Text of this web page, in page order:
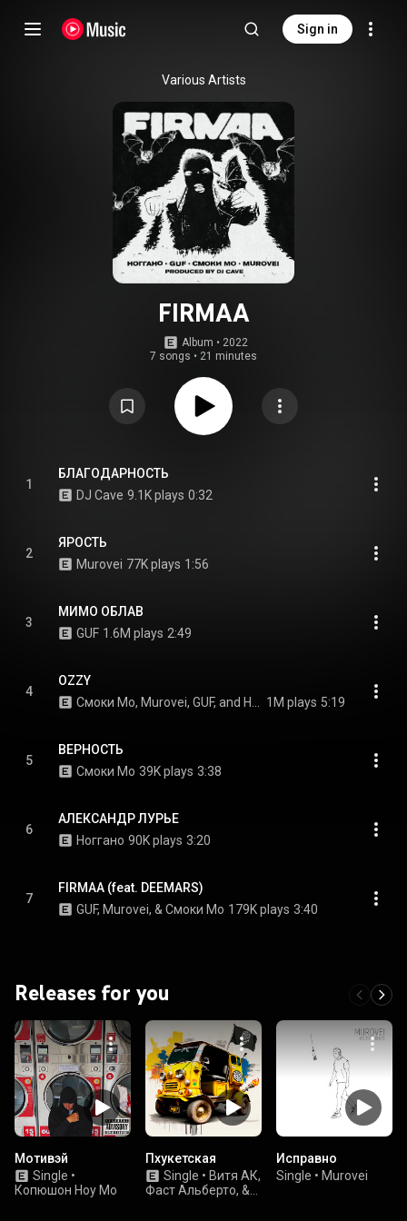
Sign in
Various Artists
FIRMAA
Album • 2022
7 songs • 21 minutes
1
БЛАГОДАРНОСТЬ
DJ Cave 9.1K plays 0:32
2
ЯРОСТЬ
Murovei 77K plays 1:56
3
МИМО ОБЛАВ
GUF 1.6M plays 2:49
4
OZZY
1M plays 5:19
5
ВЕРНОСТЬ
Смоки Мо 39K plays 3:38
6
АЛЕКСАНДР ЛУРЬЕ
Ноггано 90K plays 3:20
7
FIRMAA (feat. DEEMARS)
GUF, Murovei, & Смоки Мо 179K plays 3:40
Releases for you
Мотивэй
Single •
Копюшон Ноу Мо
Пхукетская
Single • Витя АК,
Фаст Альберто, &
Исправно
Single • Murovei